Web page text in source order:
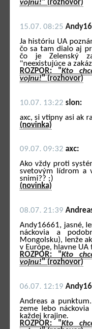
vojnu!" (rozhovor)
15.07. 08:25
Ja históriu UA
čo sa tam dialo aj
čo je Zelenský
"neexistujúce a
ROZPOR: "Kto
vojnu!" (rozhovor)
10.07. 13:22 slon:
axc, si vtipny asi ak
(novinka)
09.07. 09:32 axc:
Ako vždy proti
svetovým lídrom a
snimi?? ;)
(novinka)
08.07. 21:39
Andy16661, jasné,
náckovia a
Mongolsku), lenže
v Európe, hlavne
ROZPOR: "Kto
vojnu!" (rozhovor)
06.07. 12:19
Andreas a
zeme lebo
každej krajine.
ROZPOR: "Kto